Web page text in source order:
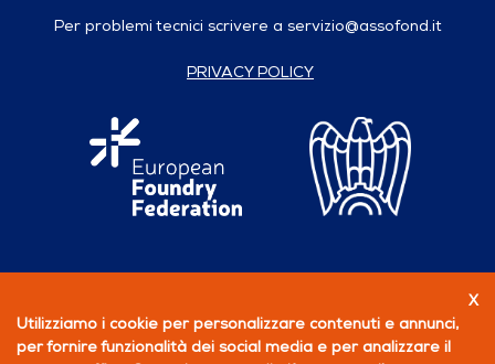
Per problemi tecnici scrivere a servizio@assofond.it
PRIVACY POLICY
X
Utilizziamo i cookie per personalizzare contenuti e annunci,
per fornire funzionalità dei social media e per analizzare il